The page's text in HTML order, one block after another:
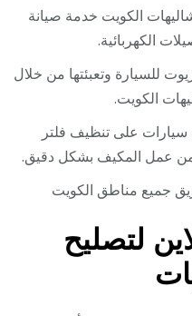
الكويت خدمة صيانة
الكهربائية.
للسيارة وتعبئتها من خلال
الكويت.
على تنظيف فلتر
من عمل المكيف بشكل دقيق.
جميع مناطق الكويت
لتصليح